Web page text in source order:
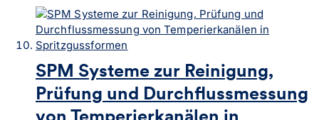
SPM Systeme zur Reinigung,
Prüfung und Durchflussmessung
von Temperierkanälen in